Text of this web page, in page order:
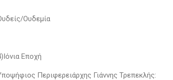
Ουδεμία
Εποχή
Περιφερειάρχης Γιάννης Τρεπεκλής: